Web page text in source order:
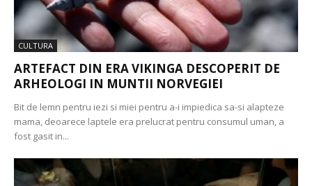
CULTURA
ARTEFACT DIN ERA VIKINGA DESCOPERIT DE
ARHEOLOGI IN MUNTII NORVEGIEI
Bit de lemn pentru iezi si miei pentru a-i impiedica sa-si alapteze
mama, deoarece laptele era prelucrat pentru consumul uman, a
fost gasit in...